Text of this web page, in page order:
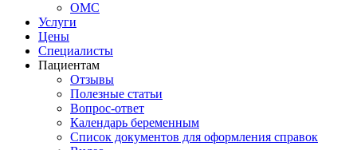
ОМС
Услуги
Цены
Специалисты
Пациентам
Отзывы
Полезные статьи
Вопрос-ответ
Календарь беременным
Список документов для оформления справок